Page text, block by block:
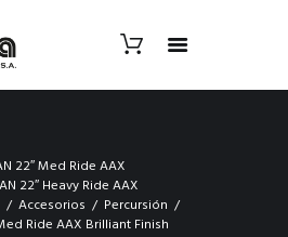
22″ Med Ride AAX
22″ Heavy Ride AAX
Accesorios
Percursión
Ride AAX Brilliant Finish